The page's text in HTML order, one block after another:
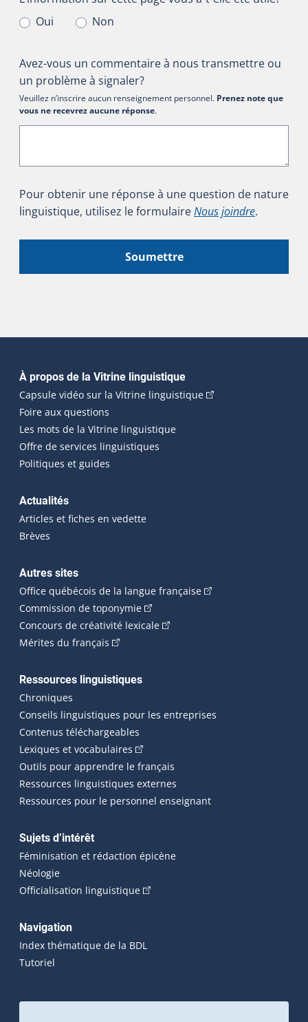
Oui
Non
Avez-vous un commentaire à nous transmettre ou
un problème à signaler?
Veuillez n’inscrire aucun renseignement personnel. Prenez note que
vous ne recevrez aucune réponse.
Pour obtenir une réponse à une question de nature
linguistique, utilisez le formulaireNous joindre.
Soumettre
Navigation principale
À propos de la Vitrine linguistique
Capsule vidéo sur la Vitrine linguistique(Cet hyperlien
Foire aux questions
Les mots de la Vitrine linguistique
Offre de services linguistiques
Politiques et guides
Actualités
Articles et fiches en vedette
Brèves
Autres sites
Office québécois de la langue française(Cet hyperlien
Commission de toponymie(Cet hyperlien externe s'ouvrira
Concours de créativité lexicale(Cet hyperlien externe
Mérites du français (Cet hyperlien externe s'ouvrira dans une
Ressources linguistiques
Chroniques
Conseils linguistiques pour les entreprises
Contenus téléchargeables
Lexiques et vocabulaires (Cet hyperlien externe s'ouvrira
Outils pour apprendre le français
Ressources linguistiques externes
Ressources pour le personnel enseignant
Sujets d’intérêt
Féminisation et rédaction épicène
Néologie
Officialisation linguistique(Cet hyperlien externe s'ouvrira
Navigation
Index thématique de la BDL
Tutoriel